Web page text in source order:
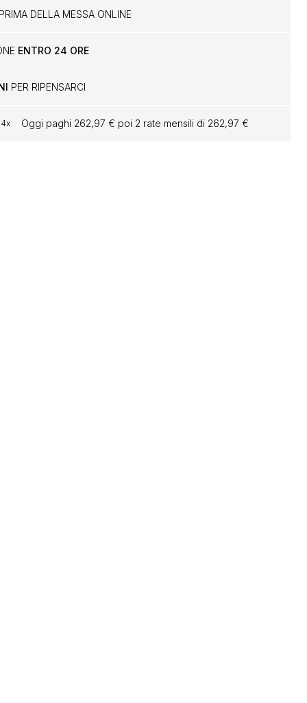
PRIMA DELLA MESSA ONLINE
ENTRO 24 ORE
PER RIPENSARCI
4x Oggi paghi 262,97 € poi 2 rate mensili di 262,97 €